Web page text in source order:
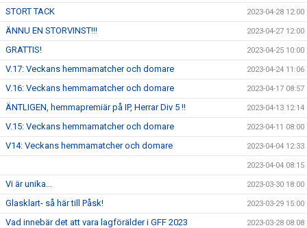
STORT TACK 2023-04-28 12:00
ÄNNU EN STORVINST!!! 2023-04-27 12:00
GRATTIS! 2023-04-25 10:00
V.17: Veckans hemmamatcher och domare 2023-04-24 11:06
V.16: Veckans hemmamatcher och domare 2023-04-17 08:57
ÄNTLIGEN, hemmapremiär på IP, Herrar Div 5 !! 2023-04-13 12:14
V.15: Veckans hemmamatcher och domare 2023-04-11 08:00
V14: Veckans hemmamatcher och domare 2023-04-04 12:33
2023-04-04 08:15
Vi är unika... 2023-03-30 18:00
Glasklart- så här till Påsk! 2023-03-29 15:00
Vad innebär det att vara lagförälder i GFF 2023 2023-03-28 08:08